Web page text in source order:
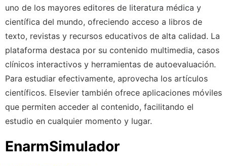
uno de los mayores editores de literatura médica y
científica del mundo, ofreciendo acceso a libros de
texto, revistas y recursos educativos de alta calidad. La
plataforma destaca por su contenido multimedia, casos
clínicos interactivos y herramientas de autoevaluación.
Para estudiar efectivamente, aprovecha los artículos
científicos. Elsevier también ofrece aplicaciones móviles
que permiten acceder al contenido, facilitando el
estudio en cualquier momento y lugar.
EnarmSimulador